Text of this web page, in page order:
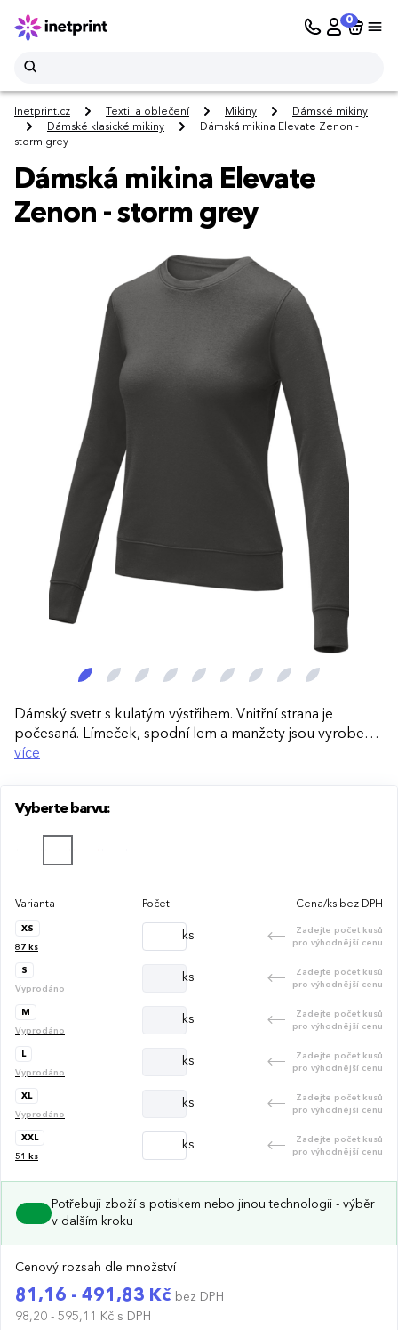
0
Inetprint.cz Textil a oblečení Mikiny
Dámské mikiny
Dámské klasické mikiny
Dámská mikina Elevate Zenon -
storm grey
Dámská mikina Elevate
Zenon - storm grey
Dámský svetr s kulatým výstřihem. Vnitřní strana je
počesaná. Límeček, spodní lem a manžety jsou vyrobeny
z žebrovaného úpletu.
více
Vyberte barvu:
Varianta Počet Cena/ks bez DPH
XS
87 ks
ks
Zadejte počet kusů
pro výhodnější cenu
S
Vyprodáno
ks
Zadejte počet kusů
pro výhodnější cenu
M
Vyprodáno
ks
Zadejte počet kusů
pro výhodnější cenu
L
Vyprodáno
ks
Zadejte počet kusů
pro výhodnější cenu
XL
Vyprodáno
ks
Zadejte počet kusů
pro výhodnější cenu
XXL
51 ks
ks
Zadejte počet kusů
pro výhodnější cenu
Potřebuji zboží s potiskem nebo jinou technologii - výběr
v dalším kroku
Cenový rozsah dle množství
81,16 - 491,83 Kč bez DPH
98,20 - 595,11 Kč s DPH